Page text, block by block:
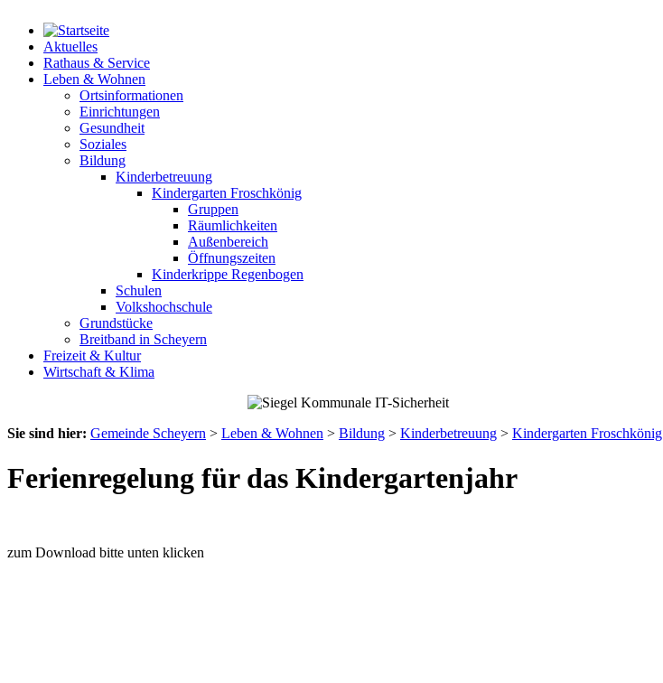
Aktuelles
Rathaus & Service
Leben & Wohnen
Ortsinformationen
Einrichtungen
Gesundheit
Soziales
Bildung
Kinderbetreuung
Kindergarten Froschkönig
Gruppen
Räumlichkeiten
Außenbereich
Öffnungszeiten
Kinderkrippe Regenbogen
Schulen
Volkshochschule
Grundstücke
Breitband in Scheyern
Freizeit & Kultur
Wirtschaft & Klima
Sie sind hier: Gemeinde Scheyern > Leben & Wohnen > Bildung > Kinderbetreuung > Kindergarten Froschkönig
Ferienregelung für das Kindergartenjahr
zum Download bitte unten klicken